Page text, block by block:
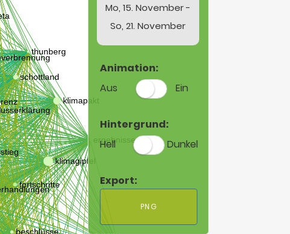
Mo, 15. November -
So, 21. November
Animation:
Aus
Ein
Hintergrund:
Hell
Dunkel
Export:
PNG